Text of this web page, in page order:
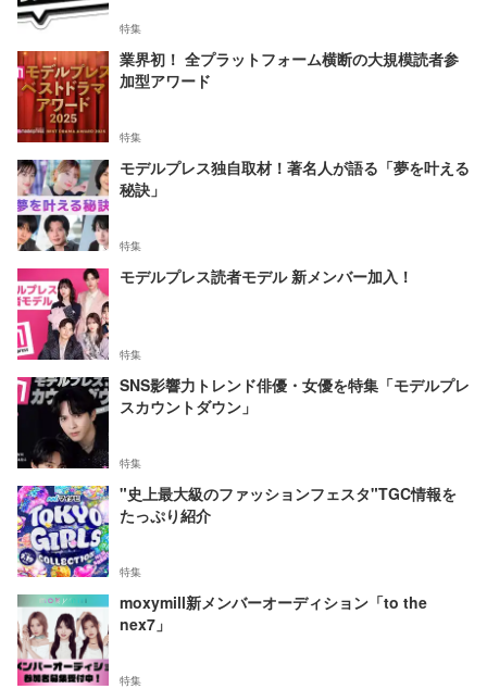
特集
業界初！ 全プラットフォーム横断の大規模読者参
加型アワード
特集
モデルプレス独自取材！著名人が語る「夢を叶える
秘訣」
特集
モデルプレス読者モデル 新メンバー加入！
特集
SNS影響力トレンド俳優・女優を特集「モデルプレ
スカウントダウン」
特集
"史上最大級のファッションフェスタ"TGC情報を
たっぷり紹介
特集
moxymill新メンバーオーディション「to the
nex7」
特集